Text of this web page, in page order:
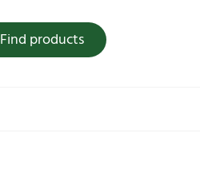
Find products